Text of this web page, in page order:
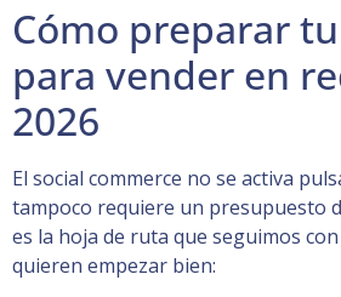
Cómo preparar
para vender en
2026
El social commerce no se activa
tampoco requiere un presupuesto
es la hoja de ruta que seguimos
quieren empezar bien: